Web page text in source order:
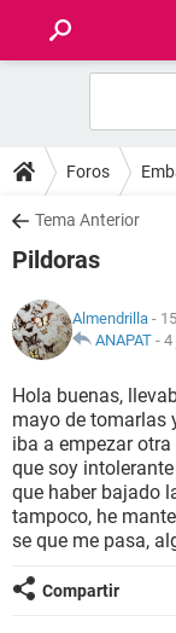
FOROS
SALUD
NUTRICIÓN
BIENESTAR
SEXUALIDAD
GLOSARIO
Foros
Tema Anterior
Pildoras
Almendrilla -
ANAPAT - 4
Hola buenas,
mayo de tomarlas
iba a empezar
que soy
que haber bajado
tampoco, he
se que me pasa,
Compartir